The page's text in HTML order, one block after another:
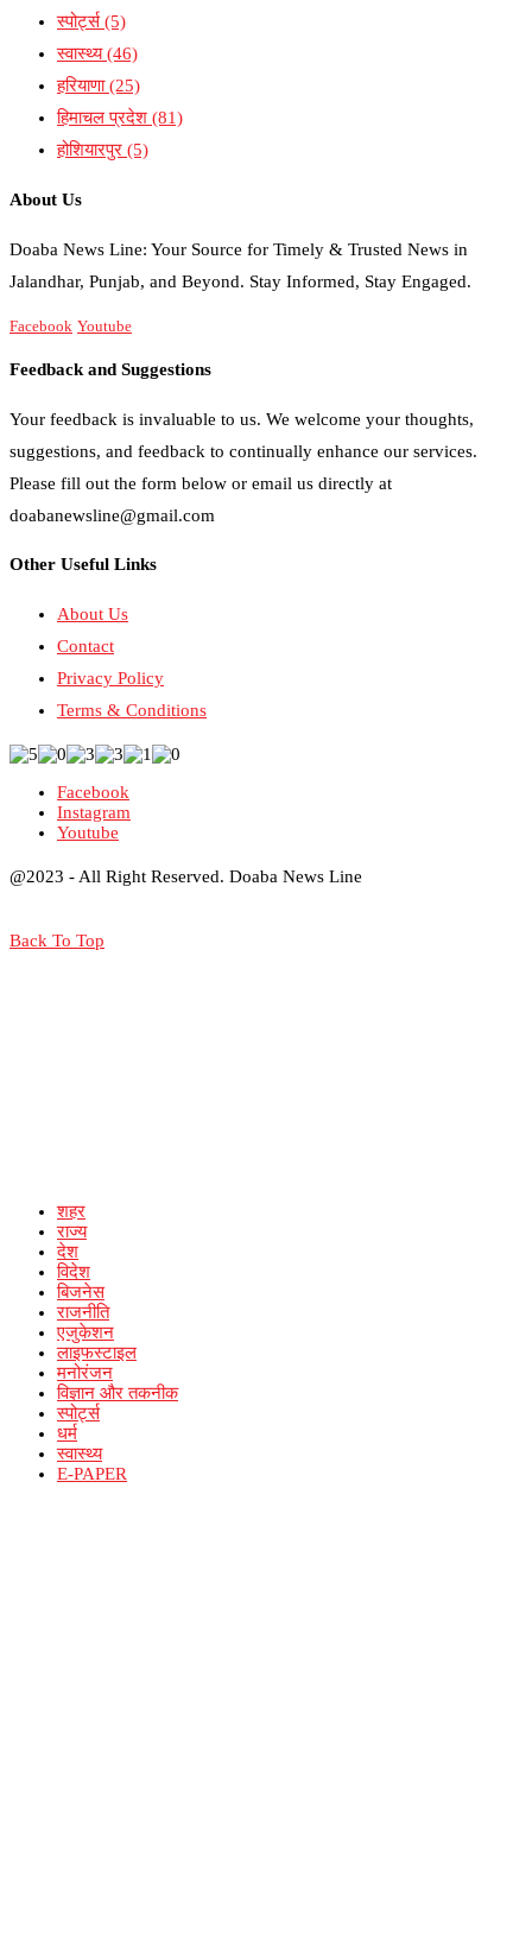
स्पोर्ट्स(5)
स्वास्थ्य(46)
हरियाणा(25)
हिमाचल प्रदेश (81)
होशियारपुर (5)
About Us
Doaba News Line: Your Source for Timely & Trusted News in
Jalandhar, Punjab, and Beyond. Stay Informed, Stay Engaged.
Facebook Youtube
Feedback and Suggestions
Your feedback is invaluable to us. We welcome your thoughts,
suggestions, and feedback to continually enhance our services.
Please fill out the form below or email us directly at
doabanewsline@gmail.com
Other Useful Links
About Us
Contact
Privacy Policy
Terms & Conditions
Facebook
Instagram
Youtube
@2023 - All Right Reserved. Doaba News Line
Back To Top
शहर
राज्य
देश
विदेश
बिजनेस
राजनीति
एजुकेशन
लाइफस्टाइल
मनोरंजन
विज्ञान और तकनीक
स्पोर्ट्स
धर्म
स्वास्थ्य
E-PAPER